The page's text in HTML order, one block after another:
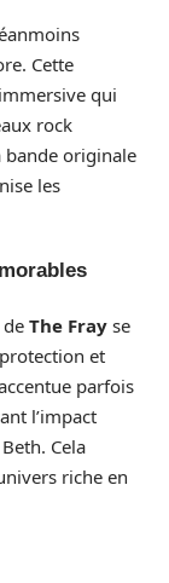
Cette
qui
rock
bande originale
les
The Fray se
et
parfois
l’impact
Cela
riche en